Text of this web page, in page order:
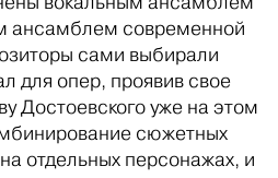
ансамблем современной
сами выбирали
для опер, проявив свое
Достоевского уже на этом
сюжетных
отдельных персонажах, и